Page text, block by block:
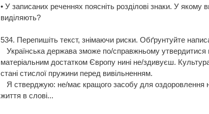
• У записаних реченнях поясніть розділові знаки. У
виділяють?
534. Перепишіть текст, знімаючи риски. Обґрунтуйте
Українська держава зможе по/справжньому утвердитися
матеріальним достатком Європу нині не/здивуєш.
стані стислої пружини перед вивільненням.
Я стверджую: не/має кращого засобу для оздоровлення
життя в слові...
За Р.